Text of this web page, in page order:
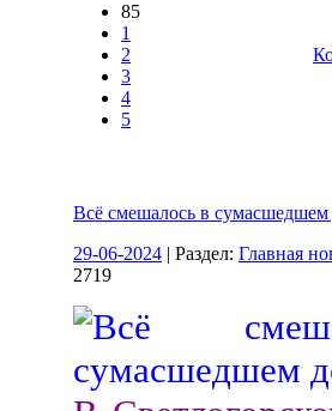
85
1
2
3
4
5
Всё смешалось в сумасшедшем
29-06-2024 | Раздел: Главная
2719